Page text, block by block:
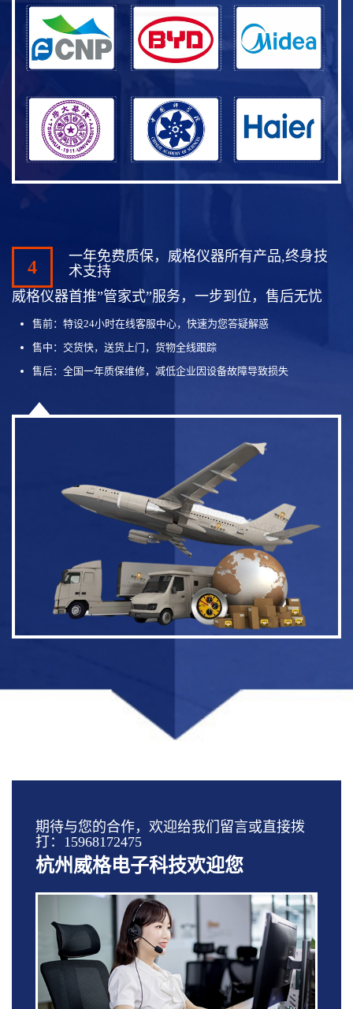
4
一年免费质保，威格仪器所有产品,终身技
术支持
威格仪器首推”管家式”服务，一步到位，售后无忧
售前：特设24小时在线客服中心，快速为您答疑解惑
售中：交货快，送货上门，货物全线跟踪
售后：全国一年质保维修，减低企业因设备故障导致损失
期待与您的合作，欢迎给我们留言或直接拨
打：15968172475
杭州威格电子科技欢迎您